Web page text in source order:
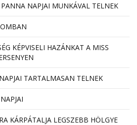
NAPJAI MUNKÁVAL TELNEK
KÉPVISELI HAZÁNKAT A MISS
TARTALMASAN TELNEK
KÁRPÁTALJA LEGSZEBB HÖLGYE